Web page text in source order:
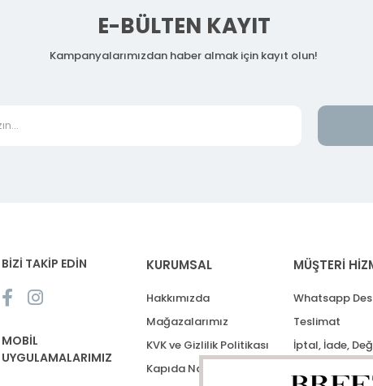
E-BÜLTEN KAYIT
Kampanyalarımızdan haber almak için kayıt olun!
BİZİ TAKİP EDİN
MOBİL
UYGULAMALARIMIZ
KURUMSAL
Hakkımızda
Mağazalarımız
KVK ve Gizlilik Politikası
Kapıda Nakit Ödeme
MÜŞTERİ
Whatsapp
Teslimat
İptal, İade,